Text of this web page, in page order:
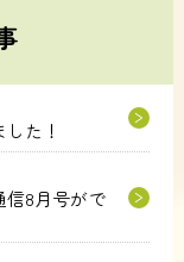
た！
8月号がで